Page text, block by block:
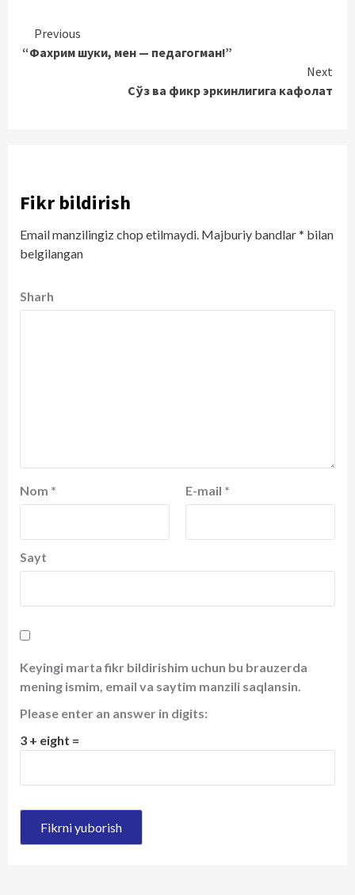
Continue
Reading
Previous
“Фахрим шуки, мен — педагогман!”
Next
Сўз ва фикр эркинлигига кафолат
Fikr bildirish
Email manzilingiz chop etilmaydi. Majburiy bandlar* bilan
belgilangan
Sharh
Nom * E-mail *
Sayt
Keyingi marta fikr bildirishim uchun bu brauzerda
mening ismim, email va saytim manzili saqlansin.
Please enter an answer in digits:
3 + eight =